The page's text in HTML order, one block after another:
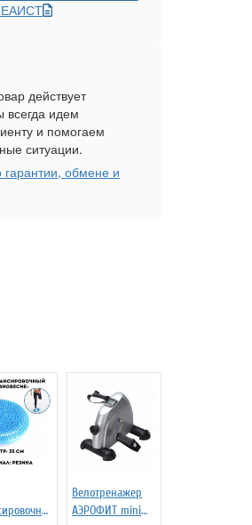
ЕАИСТ
действует
всегда идем
и помогаем
ситуации.
обмене и
Велотренажер
АЭРОФИТ mini